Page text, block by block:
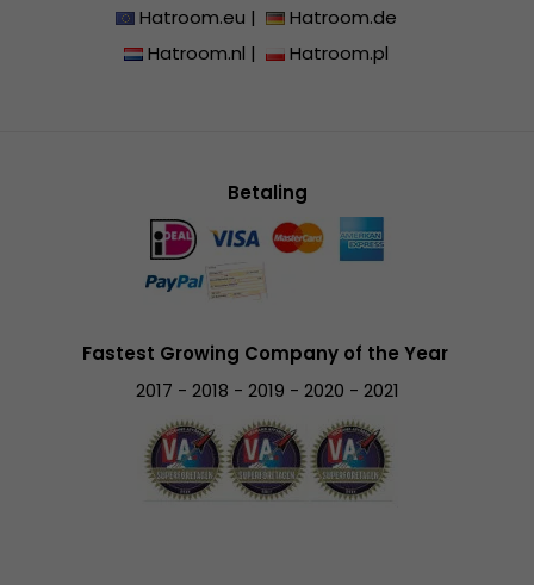
Hatroom.eu |
Hatroom.de
Hatroom.nl | Hatroom.pl
Betaling
Fastest Growing Company of the Year
2017 - 2018 - 2019 - 2020 - 2021